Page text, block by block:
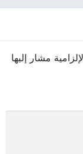
مشار إليها